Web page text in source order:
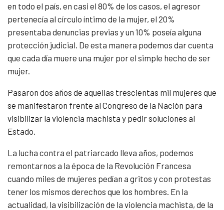
en todo el país, en casi el 80% de los casos, el agresor
pertenecía al círculo íntimo de la mujer, el 20%
presentaba denuncias previas y un 10% poseía alguna
protección judicial. De esta manera podemos dar cuenta
que cada día muere una mujer por el simple hecho de ser
mujer.
Pasaron dos años de aquellas trescientas mil mujeres que
se manifestaron frente al Congreso de la Nación para
visibilizar la violencia machista y pedir soluciones al
Estado.
La lucha contra el patriarcado lleva años, podemos
remontarnos a la época de la Revolución Francesa
cuando miles de mujeres pedían a gritos y con protestas
tener los mismos derechos que los hombres. En la
actualidad, la visibilización de la violencia machista, de la